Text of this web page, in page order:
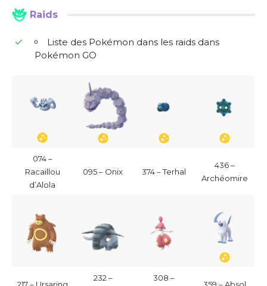
Raids
Liste des Pokémon dans les raids dans
Pokémon GO
074 –
Racaillou
d’Alola
095 – Onix 374 – Terhal
436 –
Archéomire
217 – Ursaring
232 –
308 –
359 – Absol